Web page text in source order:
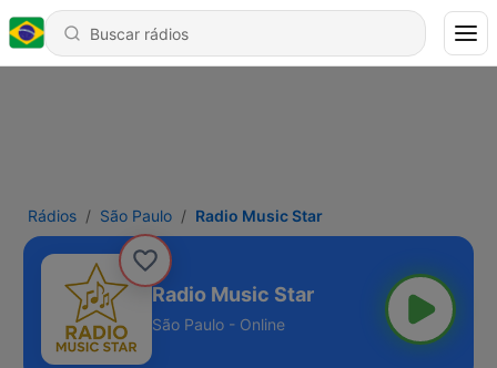
Rádios São Paulo Radio Music Star
Radio Music Star
São Paulo - Online